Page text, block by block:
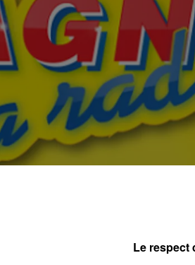
Le respect